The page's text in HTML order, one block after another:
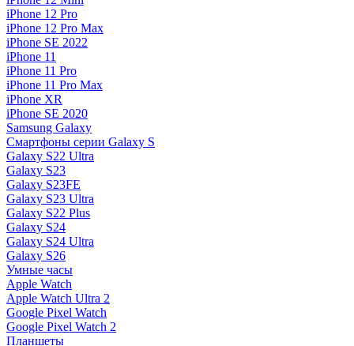
iPhone 12 Pro
iPhone 12 Pro Max
iPhone SE 2022
iPhone 11
iPhone 11 Pro
iPhone 11 Pro Max
iPhone XR
iPhone SE 2020
Samsung Galaxy
Смартфоны серии Galaxy S
Galaxy S22 Ultra
Galaxy S23
Galaxy S23FE
Galaxy S23 Ultra
Galaxy S22 Plus
Galaxy S24
Galaxy S24 Ultra
Galaxy S26
Умные часы
Apple Watch
Apple Watch Ultra 2
Google Pixel Watch
Google Pixel Watch 2
Планшеты